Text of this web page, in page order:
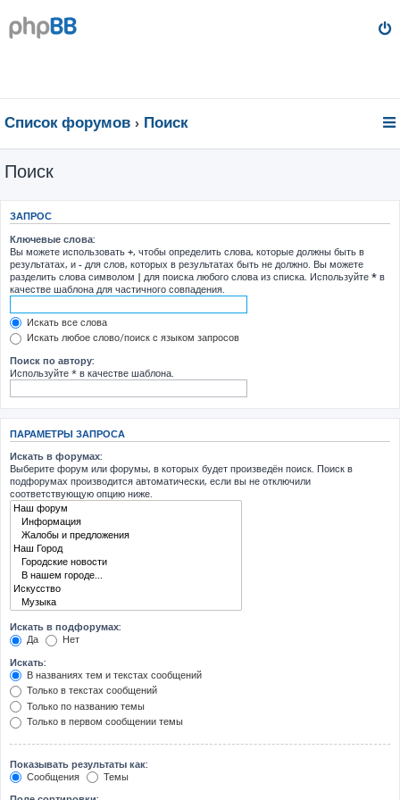
Список форумов Поиск
Поиск
ЗАПРОС
Ключевые слова:
Вы можете использовать +, чтобы определить слова, которые должны быть в
результатах, и - для слов, которых в результатах быть не должно. Вы можете
разделить слова символом | для поиска любого слова из списка. Используйте * в
качестве шаблона для частичного совпадения.
Искать все слова
Искать любое слово/поиск с языком запросов
Поиск по автору:
Используйте * в качестве шаблона.
ПАРАМЕТРЫ ЗАПРОСА
Искать в форумах:
Выберите форум или форумы, в которых будет произведён поиск. Поиск в
подфорумах производится автоматически, если вы не отключили
соответствующую опцию ниже.
Искать в подфорумах:
Да
Нет
Искать:
В названиях тем и текстах сообщений
Только в текстах сообщений
Только по названию темы
Только в первом сообщении темы
Показывать результаты как:
Сообщения
Темы